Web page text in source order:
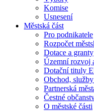
Komise
Usnesení
Městská část
Pro podnikatele
Rozpočet
Dotace a granty
Územní rozvoj
Dotační tituly
Obchod,
Partnerská
Čestné
O městské části